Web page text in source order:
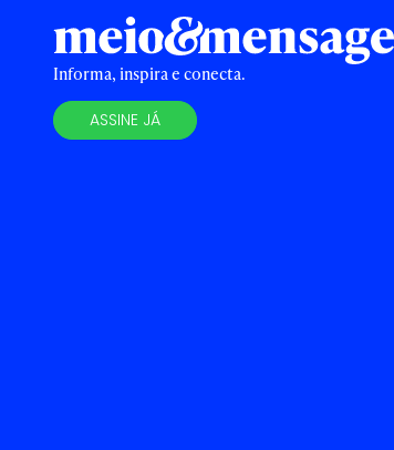
Informa, inspira e conecta.
ASSINE JÁ